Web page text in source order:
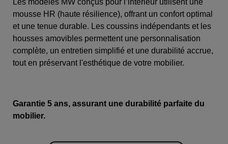
Les modèles MW conçus pour l’intérieur utilisent une
mousse HR (haute résilience), offrant un confort optimal
et une tenue durable. Les coussins indépendants et les
housses amovibles permettent une personnalisation
complète, un entretien simplifié et une durabilité accrue,
tout en préservant l'esthétique de votre mobilier.
Garantie 5 ans, assurant une durabilité parfaite du
mobilier.